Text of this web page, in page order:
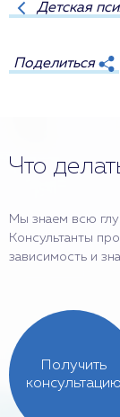
Детская
Поделиться
Что
Мы знаем всю
Консультанты
зависимость и
Получить
консультацию